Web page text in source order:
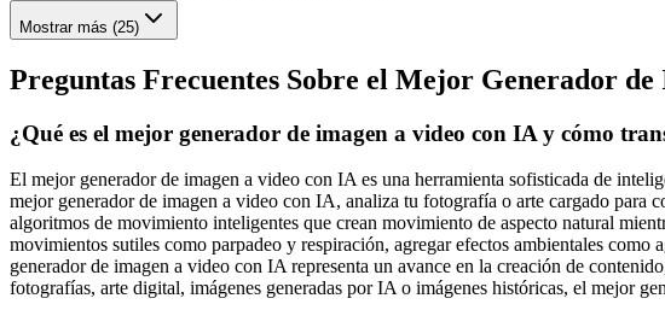
Mostrar más (25)
Preguntas Frecuentes Sobre el Mejor Generador
¿Qué es el mejor generador de imagen a video con IA y cómo
El mejor generador de imagen a video con IA es una herramienta sofisticada de
mejor generador de imagen a video con IA, analiza tu fotografía o arte cargado
algoritmos de movimiento inteligentes que crean movimiento de aspecto natural
movimientos sutiles como parpadeo y respiración, agregar efectos ambientales
generador de imagen a video con IA representa un avance en la creación de
fotografías, arte digital, imágenes generadas por IA o imágenes históricas, el mejor